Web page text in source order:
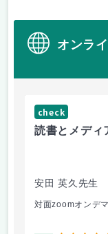
オンラ
check
読書とメデ
安田 英久先生
対面zoomオンデ